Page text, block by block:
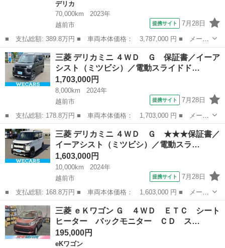
デリカ
70,000km
2023年
越前市
提携サイト 7月28日
■ 支払総額: 389.8万円 ■ 車両本体価格： 3,787,000 円 ■ メーカ
ー名： 三菱 ■ 車種名： デリカＤ：５ ■ グレード名： ジャス
パー アルパイン１１インチナビ フルセグＴＶ／ＣＤ／ＤＶＤ／Ｂ
ｌｕｅｔ...
福井 越前市 デリカ
三菱 デリカミニ ４ＷＤ Ｇ 保証書／イーア
シスト（ミツビシ）／電動スライドド…
1,703,000円
8,000km
2024年
越前市
提携サイト 7月28日
■ 支払総額: 178.8万円 ■ 車両本体価格： 1,703,000 円 ■ メーカ
ー名： 三菱 ■ 車種名： デリカミニ ■ グレード名： ４ＷＤ
Ｇ 保証書／イーアシスト（ミツビシ）／電動スライドドア／シート
ヒーター...
福井 越前市 三菱
三菱 デリカミニ ４ＷＤ Ｇ ★★★保証書／
イーアシスト（ミツビシ）／電動スラ…
1,603,000円
10,000km
2024年
越前市
提携サイト 7月28日
■ 支払総額: 168.8万円 ■ 車両本体価格： 1,603,000 円 ■ メーカ
ー名： 三菱 ■ 車種名： デリカミニ ■ グレード名： ４ＷＤ
Ｇ ★★★保証書／イーアシスト（ミツビシ）／電動スライドドア／
シートヒ...
福井 越前市 三菱
三菱 ｅＫワゴン Ｇ ４ＷＤ ＥＴＣ シート
ヒーター バックモニター ＣＤ ス…
195,000円
eKワゴン